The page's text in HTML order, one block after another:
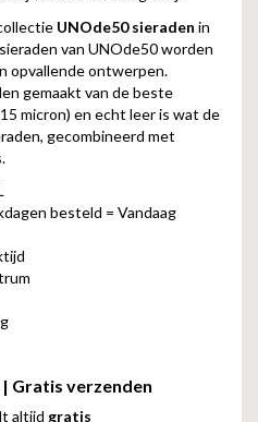
UNOde50 sieraden in
van UNOde50 worden
opvallende ontwerpen.
gemaakt van de beste
micron) en echt leer is wat de
gecombineerd met
besteld = Vandaag
Gratis verzenden
altijd gratis